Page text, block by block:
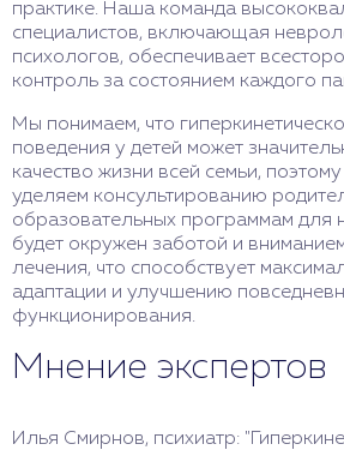
практике. Наша команда
специалистов, включающая
психологов, обеспечивает
контроль за состоянием каждого
Мы понимаем, что
поведения у детей может
качество жизни всей семьи,
уделяем консультированию
образовательных программам для
будет окружен заботой и
лечения, что способствует
адаптации и улучшению
функционирования.
Мнение экспертов
Илья Смирнов, психиатр: